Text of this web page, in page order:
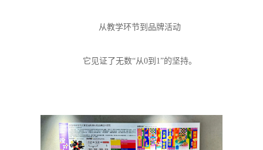
从教学环节到品牌活动
它见证了无数“从0到1”的坚持。